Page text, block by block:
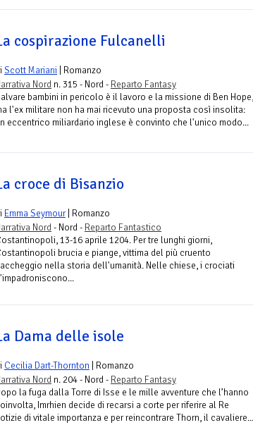
cospirazione Fulcanelli
Scott Mariani | Romanzo
Nord n. 315 - Nord - Reparto Fantasy
bambini in pericolo è il lavoro e la missione di Ben Hope,
l'ex militare non ha mai ricevuto una proposta così insolita:
eccentrico miliardario inglese è convinto che l'unico modo...
croce di Bisanzio
Emma Seymour| Romanzo
Nord- Nord - Reparto Fantastico
13-16 aprile 1204. Per tre lunghi giorni,
brucia e piange, vittima del più cruento
nella storia dell'umanità. Nelle chiese, i crociati
Dama delle isole
Cecilia Dart-Thornton | Romanzo
Nord n. 204 - Nord - Reparto Fantasy
la fuga dalla Torre di Isse e le mille avventure che l’hanno
Imrhien decide di recarsi a corte per riferire al Re
di vitale importanza e per reincontrare Thorn, il cavaliere...